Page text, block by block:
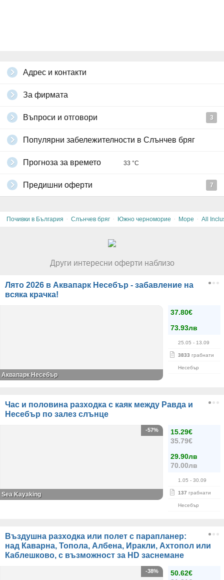
Адрес и контакти
За фирмата
Въпроси и отговори 3
Популярни забележителности в Слънчев бряг
Прогноза за времето 33 °C
Предишни оферти 7
Почивки в България · Слънчев бряг · Южно черноморие · Море · All
Други интересни оферти наблизо
Лято 2026 в Аквапарк Несебър - забавление на
всяка крачка!
37.80€
73.93лв
25.05 - 13.09
3833 грабнати
Несебър
Аквапарк Несебър
Час и половина разходка с каяк между Равда и
Несебър по залез слънце
15.29€
35.79€
29.90лв
70.00лв
1.05 - 30.09
137 грабнати
Несебър
-57%
Sea Kayaking
Въздушна разходка или полет с парапланер:
над Каварна, Топола, Албена, Иракли, Ахтопол или
Каблешково, с възможност за HD заснемане
50.62€
-38%